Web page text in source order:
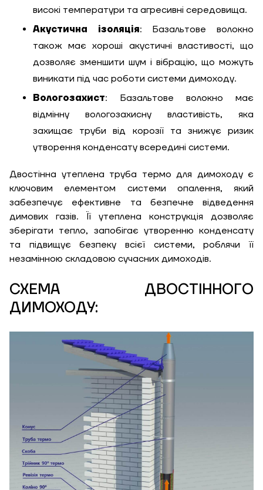
високі температури та агресивні середовища.
Акустична ізоляція: Базальтове волокно
також має хороші акустичні властивості, що
дозволяє зменшити шум і вібрацію, що можуть
виникати під час роботи системи димоходу.
Вологозахист: Базальтове волокно має
відмінну вологозахисну властивість, яка
захищає труби від корозії та знижує ризик
утворення конденсату всередині системи.
Двостінна утеплена труба термо для димоходу є
ключовим елементом системи опалення, який
забезпечує ефективне та безпечне відведення
димових газів. Її утеплена конструкція дозволяє
зберігати тепло, запобігає утворенню конденсату
та підвищує безпеку всієї системи, роблячи її
незамінною складовою сучасних димоходів.
СХЕМА ДВОСТІННОГО
ДИМОХОДУ: